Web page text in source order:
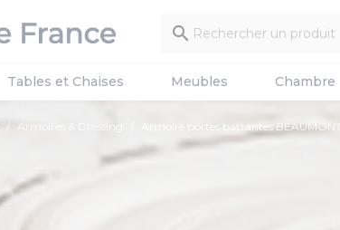

Tables et Chaises Meubles Chambre
Armoires & Dressing Armoire portes battantes BEAUMONT